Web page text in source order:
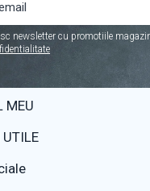
newsletter cu promotiile
MEU
UTILE